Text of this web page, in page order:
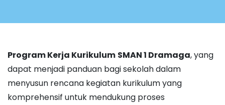
Program Kerja Kurikulum SMAN 1 Dramaga, yang
dapat menjadi panduan bagi sekolah dalam
menyusun rencana kegiatan kurikulum yang
komprehensif untuk mendukung proses